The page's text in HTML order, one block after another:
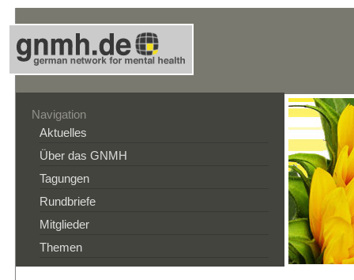
Navigation
Aktuelles
Über das GNMH
Tagungen
Rundbriefe
Mitglieder
Themen